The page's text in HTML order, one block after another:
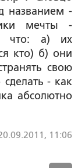
названием -
мечты -
что: а) их
кто) б) они
свою
- как
абсолютно
11:06